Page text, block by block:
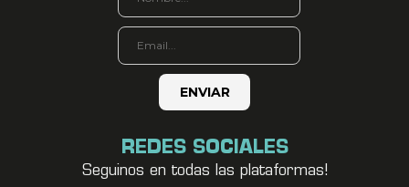
REDES SOCIALES
Seguinos en todas las plataformas!